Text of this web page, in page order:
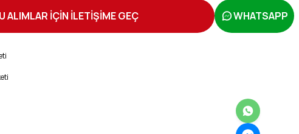
ALIMLAR İÇİN İLETİŞİME GEÇ WHATSAPP